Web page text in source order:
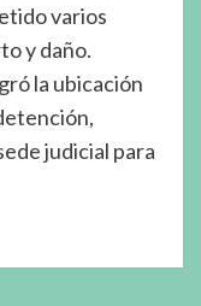
varios
y daño.
la ubicación
judicial para